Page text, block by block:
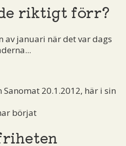
riktigt förr?
av januari när det var dags
20.1.2012, här i sin
börjat